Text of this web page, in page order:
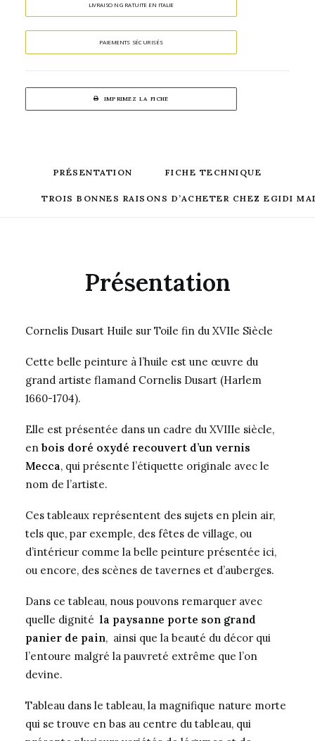
LIVRAISON GRATUITE EN ITALIE
PAIEMENTS SÉCURISÉS
IMPRIMEZ LA FICHE
PRÉSENTATION FICHE TECHNIQUE
TROIS BONNES RAISONS D’ACHETER CHEZ EGIDI
Présentation
Cornelis Dusart Huile sur Toile fin du XVIIe Siècle
Cette belle peinture à l’huile est une œuvre du
grand artiste flamand Cornelis Dusart (Harlem
1660-1704).
Elle est présentée dans un cadre du XVIIIe siècle,
en bois doré oxydé recouvert d’un vernis
Mecca, qui présente l’étiquette originale avec le
nom de l’artiste.
Ces tableaux représentent des sujets en plein air,
tels que, par exemple, des fêtes de village, ou
d’intérieur comme la belle peinture présentée ici,
ou encore, des scènes de tavernes et d’auberges.
Dans ce tableau, nous pouvons remarquer avec
quelle dignité la paysanne porte son grand
panier de pain, ainsi que la beauté du décor qui
l’entoure malgré la pauvreté extrême que l’on
devine.
Tableau dans le tableau, la magnifique nature morte
qui se trouve en bas au centre du tableau, qui